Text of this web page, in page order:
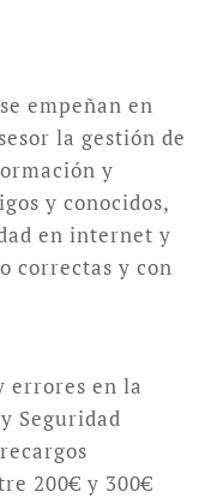
empeñan en
la gestión de
y
y conocidos,
en internet y
correctas y con
errores en la
Seguridad
200€ y 300€